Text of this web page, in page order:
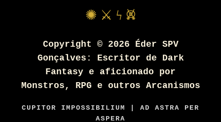
✺ ⚔ ϟ 𖤙
Copyright © 2026 Éder SPV
Gonçalves: Escritor de Dark
Fantasy e aficionado por
Monstros, RPG e outros Arcanismos
CUPITOR IMPOSSIBILIUM | AD ASTRA PER
ASPERA